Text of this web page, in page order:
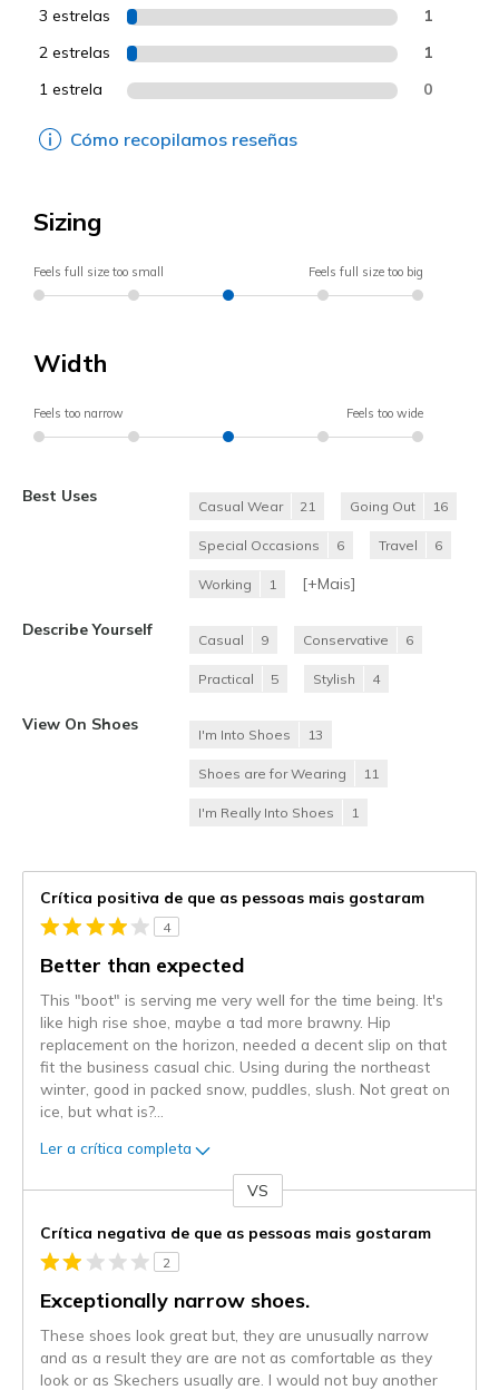
3 estrelas 1
2 estrelas 1
1 estrela 0
Cómo recopilamos reseñas
Sizing
Feels full size too small Feels full size too big
Width
Feels too narrow Feels too wide
Best Uses
Casual Wear 21 Going Out 16
Special Occasions 6 Travel 6
Working 1 [+Mais]
Describe Yourself
Casual 9 Conservative 6
Practical 5 Stylish 4
View On Shoes
I'm Into Shoes 13
Shoes are for Wearing 11
I'm Really Into Shoes 1
Crítica positiva de que as pessoas mais gostaram
4
Better than expected
This "boot" is serving me very well for the time being. It's
like high rise shoe, maybe a tad more brawny. Hip
replacement on the horizon, needed a decent slip on that
fit the business casual chic. Using during the northeast
winter, good in packed snow, puddles, slush. Not great on
ice, but what is?...
Ler a crítica completa
VS
Crítica negativa de que as pessoas mais gostaram
2
Exceptionally narrow shoes.
These shoes look great but, they are unusually narrow
and as a result they are are not as comfortable as they
look or as Skechers usually are. I would not buy another